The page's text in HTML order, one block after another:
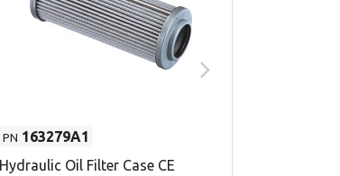
PN 163279A1
Hydraulic Oil Filter Case CE